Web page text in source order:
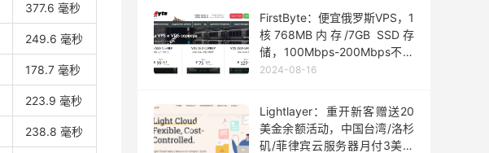
377.6 毫秒
249.6 毫秒
178.7 毫秒
223.9 毫秒
238.8 毫秒
FirstByte：便宜俄罗斯VPS，1
核768MB内存/7GB SSD存
储，100Mbps-200Mbps不限
流量，月付6元起
2024-08-16
Lightlayer：重开新客赠送20
美金余额活动，中国台湾/洛杉
矶/菲律宾云服务器月付3美元